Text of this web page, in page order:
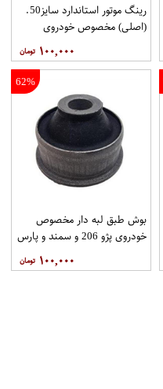
رینگ موتور استاندارد سایز50.
(اصلی) مخصوص خودروی
پیکاپ با کد فنی12036-5V110
برند نیسان موتور فروشگاه
۱۰۰,۰۰۰
62%
بوش طبق لبه دار مخصوص
خودروی پژو 206 و سمند و پارس
۱۰۰,۰۰۰